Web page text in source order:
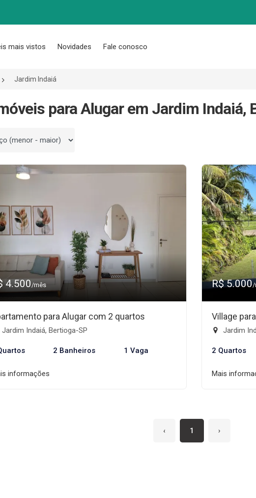
mais vistos Novidades Fale conosco
Jardim Indaiá
para Alugar em Jardim Indaiá,
por
4.500/mês
para Alugar com 2 quartos
Jardim Indaiá, Bertioga-SP
2 Banheiros 1 Vaga
informações
R$ 5.000/
Village
Jardim
2 Quartos
Mais
‹ 1 ›